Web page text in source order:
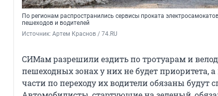
По регионам распространились сервисы проката
пешеходов и водителей
Источник: Артем Краснов / 74.RU
СИМам разрешили ездить по тротуарам и
пешеходных зонах у них не будет приоритета,
части по переходу их водители обязаны будут